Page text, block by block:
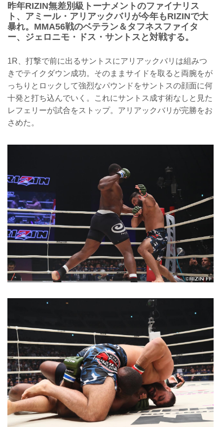
昨年RIZIN無差別級トーナメントのファイナリス
ト、アミール・アリアックバリが今年もRIZINで大
暴れ。MMA56戦のベテラン＆タフネスファイタ
ー、ジェロニモ・ドス・サントスと対戦する。
1R、打撃で前に出るサントスにアリアックバリは組みつ
きでテイクダウン成功。そのままサイドを取ると両腕をが
っちりとロックして強烈なパウンドをサントスの顔面に何
十発と打ち込んでいく。これにサントス成す術なしと見た
レフェリーが試合をストップ。アリアックバリが完勝をお
さめた。